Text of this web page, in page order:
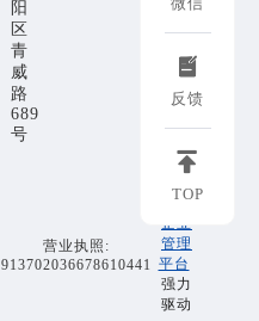

反馈

TOP
阳
区
青
威
路
689
号
营业执照:
913702036678610441
EMP
企业
管理
平台
强力
驱动